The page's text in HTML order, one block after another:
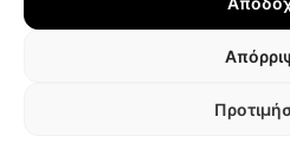
Όροι
Πολιτική
© ΑΡΗΣ Α.Σ. All rights reserved.